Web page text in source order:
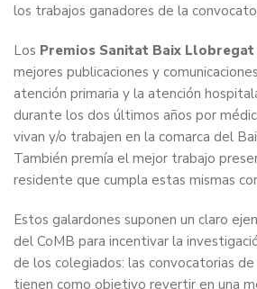
los trabajos ganadores de la
Los Premios Sanitat Baix Llobregat
mejores publicaciones y
atención primaria y la atención
durante los dos últimos años por
vivan y/o trabajen en la comarca del
También premía el mejor trabajo
residente que cumpla estas mismas
Estos galardones suponen un claro
del CoMB para incentivar la
de los colegiados: las convocatorias
tienen como objetivo revertir en una